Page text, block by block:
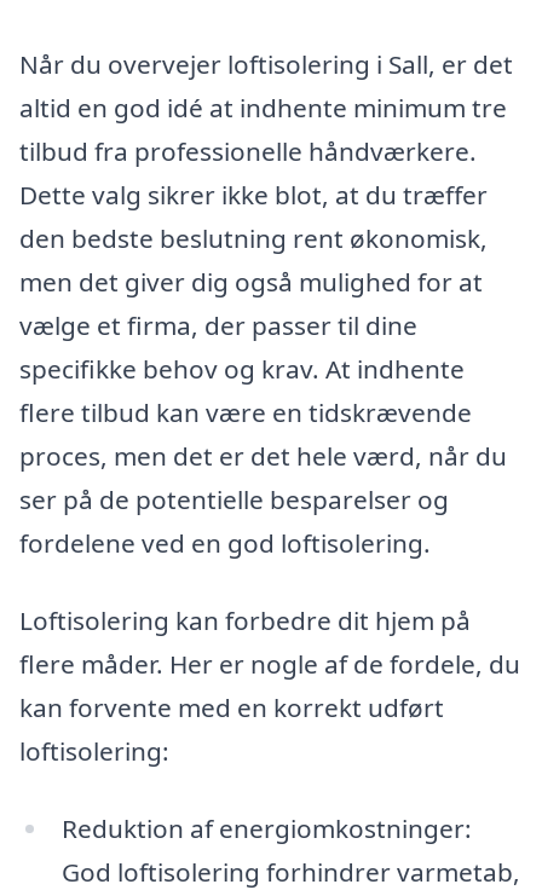
Når du overvejer loftisolering i Sall, er det
altid en god idé at indhente minimum tre
tilbud fra professionelle håndværkere.
Dette valg sikrer ikke blot, at du træffer
den bedste beslutning rent økonomisk,
men det giver dig også mulighed for at
vælge et firma, der passer til dine
specifikke behov og krav. At indhente
flere tilbud kan være en tidskrævende
proces, men det er det hele værd, når du
ser på de potentielle besparelser og
fordelene ved en god loftisolering.
Loftisolering kan forbedre dit hjem på
flere måder. Her er nogle af de fordele, du
kan forvente med en korrekt udført
loftisolering:
Reduktion af energiomkostninger:
God loftisolering forhindrer varmetab,